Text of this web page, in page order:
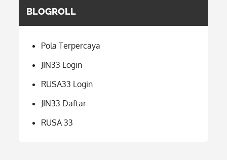
BLOGROLL
Pola Terpercaya
JIN33 Login
RUSA33 Login
JIN33 Daftar
RUSA 33